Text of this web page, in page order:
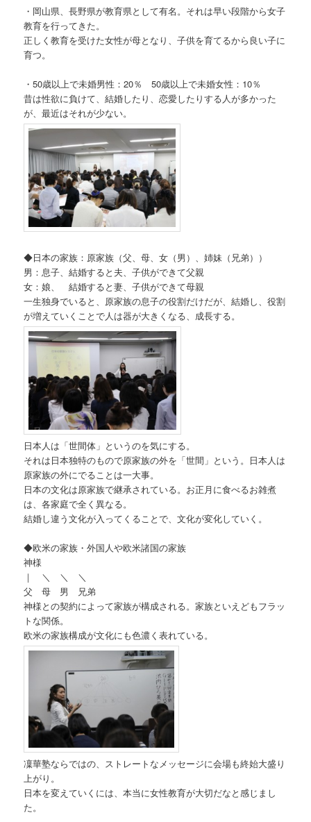
・岡山県、長野県が教育県として有名。それは早い段階から女子
教育を行ってきた。
正しく教育を受けた女性が母となり、子供を育てるから良い子に
育つ。
・50歳以上で未婚男性：20％ 50歳以上で未婚女性：10％
昔は性欲に負けて、結婚したり、恋愛したりする人が多かった
が、最近はそれが少ない。
◆日本の家族：原家族（父、母、女（男）、姉妹（兄弟））
男：息子、結婚すると夫、子供ができて父親
女：娘、 結婚すると妻、子供ができて母親
一生独身でいると、原家族の息子の役割だけだが、結婚し、役割
が増えていくことで人は器が大きくなる、成長する。
日本人は「世間体」というのを気にする。
それは日本独特のもので原家族の外を「世間」という。日本人は
原家族の外にでることは一大事。
日本の文化は原家族で継承されている。お正月に食べるお雑煮
は、各家庭で全く異なる。
結婚し違う文化が入ってくることで、文化が変化していく。
◆欧米の家族・外国人や欧米諸国の家族
神様
｜ ＼ ＼ ＼
父 母 男 兄弟
神様との契約によって家族が構成される。家族といえどもフラッ
トな関係。
欧米の家族構成が文化にも色濃く表れている。
凜華塾ならではの、ストレートなメッセージに会場も終始大盛り
上がり。
日本を変えていくには、本当に女性教育が大切だなと感じまし
た。